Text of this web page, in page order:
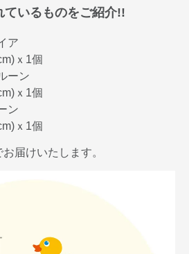
ているものをご紹介!!
ア
ｘ1個
ーン
ｘ1個
ン
ｘ1個
届けいたします。